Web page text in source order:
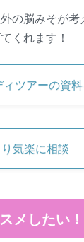
の脳みそが
くれます！
ツアーの資料
気楽に相談
メしたい！